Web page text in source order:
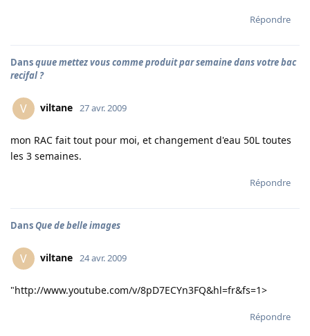
Répondre
Dansquue mettez vous comme produit par semaine dans votre bac
recifal ?
V viltane 27 avr. 2009
mon RAC fait tout pour moi, et changement d'eau 50L toutes
les 3 semaines.
Répondre
DansQue de belle images
V viltane 24 avr. 2009
"http://www.youtube.com/v/8pD7ECYn3FQ&hl=fr&fs=1>
Répondre